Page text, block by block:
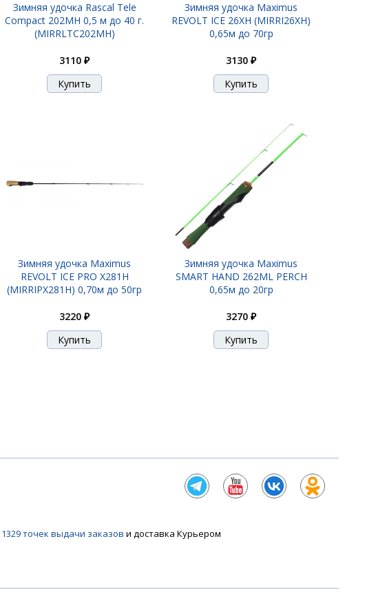
Зимняя удочка Rascal Tele
Compact 202MH 0,5 м до 40 г.
(MIRRLTC202MH)
3110 ₽
Зимняя удочка Maximus
REVOLT ICE 26XH (MIRRI26XH)
0,65м до 70гр
3130 ₽
Зимняя удочка Maximus
REVOLT ICE PRO X281H
(MIRRIPX281H) 0,70м до 50гр
3220 ₽
Зимняя удочка Maximus
SMART HAND 262ML PERCH
0,65м до 20гр
3270 ₽
1329 точек выдачи заказов и доставка Курьером